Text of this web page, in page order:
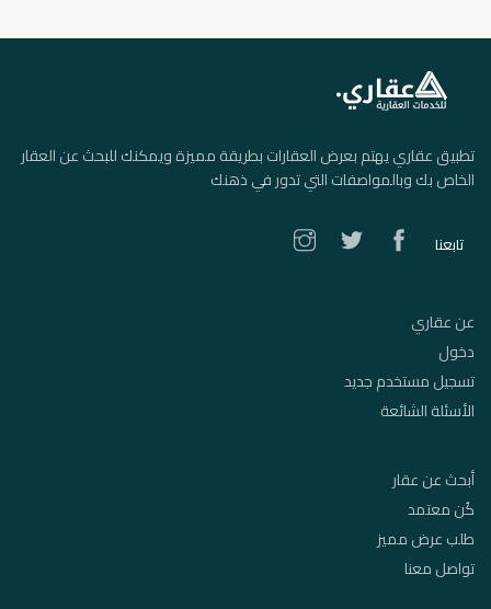
تطبيق عقاري يهتم بعرض العقارات بطريقة مميزة ويمكنك للبحث عن العقار
الخاص بك وبالمواصفات التي تدور في ذهنك
تابعنا
عن عقاري
دخول
تسجيل مستخدم جديد
الأسئلة الشائعة
أبحث عن عقار
كُن معتمد
طلب عرض مميز
تواصل معنا